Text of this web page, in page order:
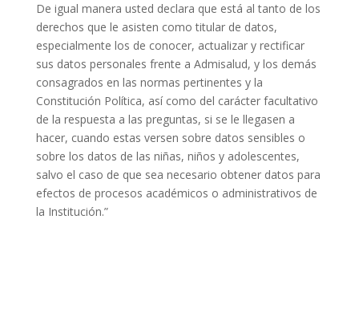
De igual manera usted declara que está al tanto de los
derechos que le asisten como titular de datos,
especialmente los de conocer, actualizar y rectificar
sus datos personales frente a Admisalud, y los demás
consagrados en las normas pertinentes y la
Constitución Política, así como del carácter facultativo
de la respuesta a las preguntas, si se le llegasen a
hacer, cuando estas versen sobre datos sensibles o
sobre los datos de las niñas, niños y adolescentes,
salvo el caso de que sea necesario obtener datos para
efectos de procesos académicos o administrativos de
la Institución.”